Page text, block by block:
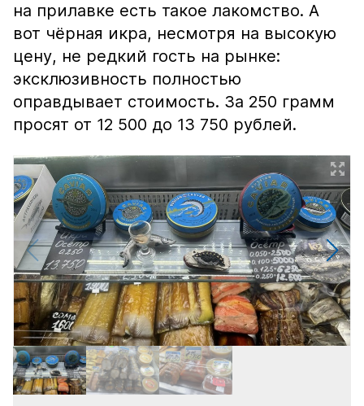
на прилавке есть такое лакомство. А
вот чёрная икра, несмотря на высокую
цену, не редкий гость на рынке:
эксклюзивность полностью
оправдывает стоимость. За 250 грамм
просят от 12 500 до 13 750 рублей.